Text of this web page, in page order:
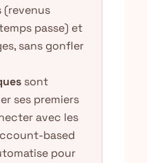
(revenus
passe) et
sans gonfler
sont
ses premiers
avec les
based
pour